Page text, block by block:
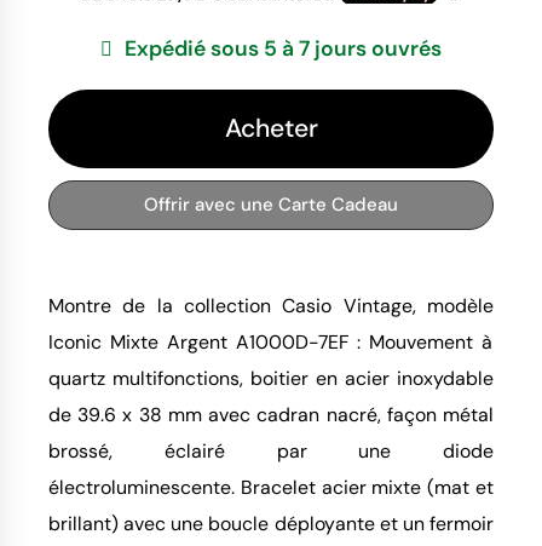
Expédié sous 5 à 7 jours ouvrés
Acheter
Offrir avec une Carte Cadeau
Montre de la collection Casio Vintage, modèle
Iconic Mixte Argent A1000D-7EF : Mouvement à
quartz multifonctions, boitier en acier inoxydable
de 39.6 x 38 mm avec cadran nacré, façon métal
brossé, éclairé par une diode
électroluminescente. Bracelet acier mixte (mat et
brillant) avec une boucle déployante et un fermoir